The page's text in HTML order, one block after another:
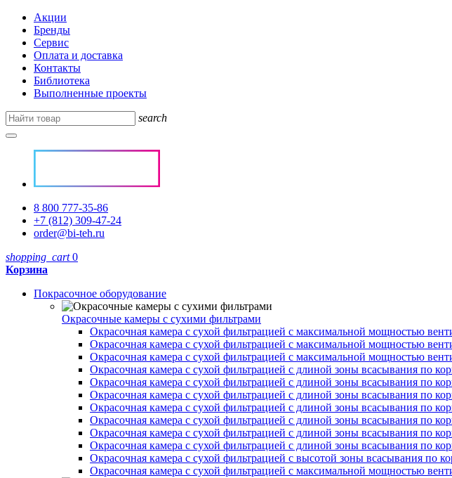
Акции
Бренды
Сервис
Оплата и доставка
Контакты
Библиотека
Выполненные проекты
search
8 800 777-35-86
+7 (812) 309-47-24
order@bi-teh.ru
shopping_cart 0
Корзина
Покрасочное оборудование
Окрасочные камеры с сухими фильтрами
Окрасочная камера с сухой фильтрацией с максимальной мощностью
Окрасочная камера с сухой фильтрацией с максимальной мощностью
Окрасочная камера с сухой фильтрацией с максимальной мощностью
Окрасочная камера с сухой фильтрацией с длиной зоны всасывания по
Окрасочная камера с сухой фильтрацией с длиной зоны всасывания по
Окрасочная камера с сухой фильтрацией с длиной зоны всасывания по
Окрасочная камера с сухой фильтрацией с длиной зоны всасывания по
Окрасочная камера с сухой фильтрацией с длиной зоны всасывания по
Окрасочная камера с сухой фильтрацией с длиной зоны всасывания по
Окрасочная камера с сухой фильтрацией с длиной зоны всасывания по
Окрасочная камера с сухой фильтрацией с высотой зоны всасывания по
Окрасочная камера с сухой фильтрацией с максимальной мощностью